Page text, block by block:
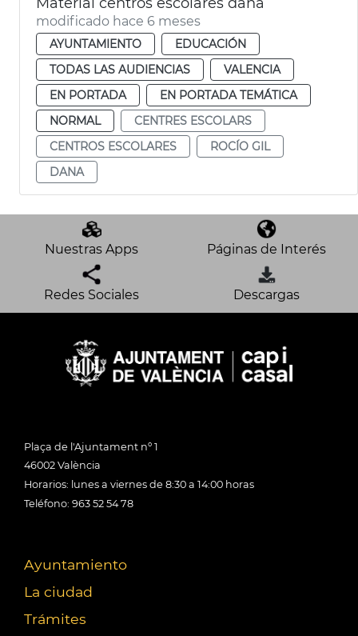
modificado hace 6 meses
AYUNTAMIENTO
EDUCACIÓN
TODAS LAS AUDIENCIAS
VALENCIA
EN PORTADA
EN PORTADA TEMÁTICA
NORMAL
CENTRES ESCOLARS
CENTROS ESCOLARES
ROCÍO GIL
DANA
Nuestras Apps Páginas de Interés
Redes Sociales Descargas
Plaça de l'Ajuntament nº 1
46002 València
Horarios: lunes a viernes de 8:30 a 14:00 horas
Teléfono: 963 52 54 78
Ayuntamiento
La ciudad
Trámites